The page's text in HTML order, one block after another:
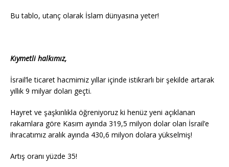
Bu tablo, utanç olarak İslam dünyasına yeter!
Kıymetli halkımız,
İsrail’le ticaret hacmimiz yıllar içinde istikrarlı bir şekilde artarak
yıllık 9 milyar doları geçti.
Hayret ve şaşkınlıkla öğreniyoruz ki henüz yeni açıklanan
rakamlara göre Kasım ayında 319,5 milyon dolar olan İsrail’e
ihracatımız aralık ayında 430,6 milyon dolara yükselmiş!
Artış oranı yüzde 35!